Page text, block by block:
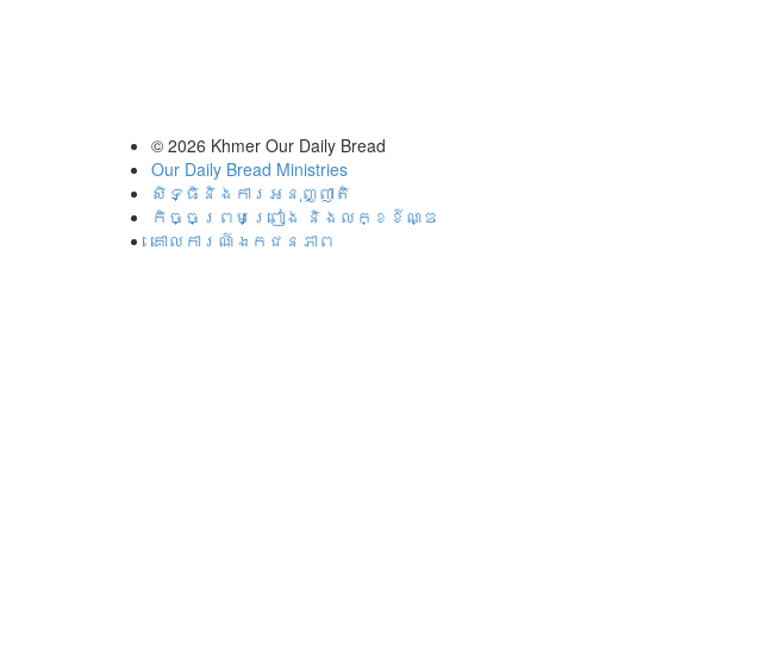
© 2026 Khmer Our Daily Bread
Our Daily Bread Ministries
សិទ្ធិនិងការអនុញ្ញាតិ
កិច្ចព្រមព្រៀង និងលក្ខខ៍ណ្ឌ
គោល​ការណ៍​ឯ​ក​ជន​ភាព